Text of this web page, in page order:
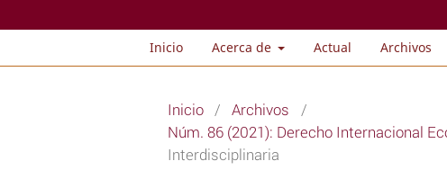
Inicio Acerca de Actual Archivos
Inicio / Archivos
/
Núm. 86 (2021): Derecho Internacional
Interdisciplinaria